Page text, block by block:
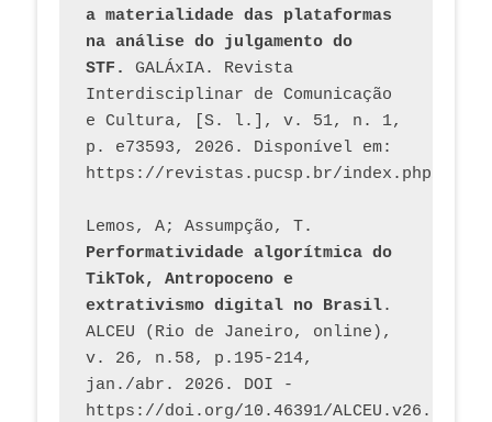
a materialidade das plataformas
na análise do julgamento do
STF.
GALÁxIA. Revista
Interdisciplinar de Comunicação
e Cultura, [S. l.], v. 51, n. 1,
p. e73593, 2026. Disponível em:
Performatividade algorítmica do
TikTok, Antropoceno e
extrativismo digital no Brasil.
ALCEU (Rio de Janeiro, online),
v. 26, n.58, p.195-214,
jan./abr. 2026. DOI -
https://doi.org/10.46391/